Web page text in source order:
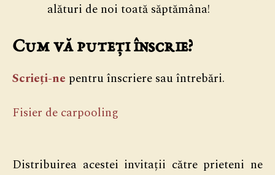
alături de noi toată săptămâna!
Cum vă puteți înscrie?
Scrieți-ne pentru înscriere sau întrebări.
Fisier de carpooling
Distribuirea acestei invitații către prieteni ne